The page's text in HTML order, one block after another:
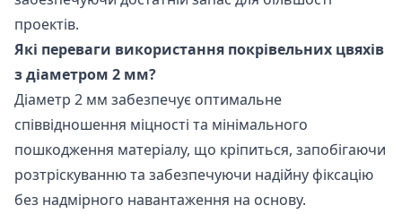
проектів.
Які переваги використання покрівельних цвяхів
з діаметром 2 мм?
Діаметр 2 мм забезпечує оптимальне
співвідношення міцності та мінімального
пошкодження матеріалу, що кріпиться, запобігаючи
розтріскуванню та забезпечуючи надійну фіксацію
без надмірного навантаження на основу.